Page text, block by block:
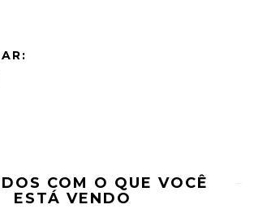
COM O QUE VOCÊ
ESTÁ VENDO